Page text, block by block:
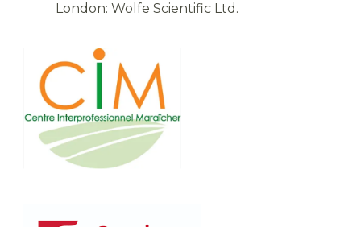
London: Wolfe Scientific Ltd.